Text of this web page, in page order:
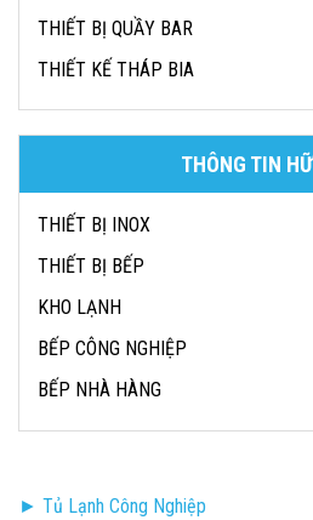
THIẾT BỊ QUẦY BAR
THIẾT KẾ THÁP BIA
THÔNG TIN
THIẾT BỊ INOX
THIẾT BỊ BẾP
KHO LẠNH
BẾP CÔNG NGHIỆP
BẾP NHÀ HÀNG
► Tủ Lạnh Công Nghiệp